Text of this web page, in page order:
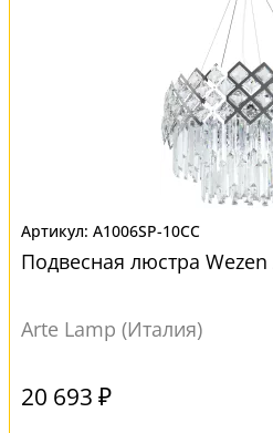
A1006SP-10CC
Подвесная люстра Wezen
Arte Lamp (Италия)
20 693 ₽